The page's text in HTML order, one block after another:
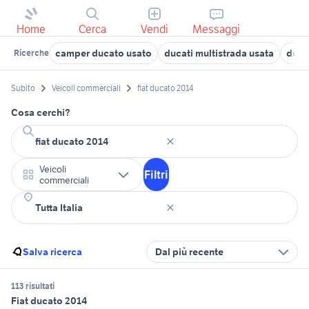
Home Cerca Vendi Messaggi
Ricerche camper ducato usato ducati multistrada usata
Subito Veicoli commerciali fiat ducato 2014
Cosa cerchi?
Veicoli
commerciali
Filtri
Salva ricerca Dal più recente
113 risultati
Fiat ducato 2014